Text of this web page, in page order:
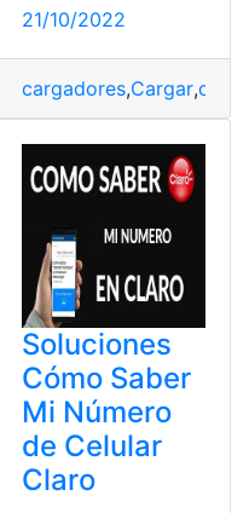
Problemas,Soluciones
21/10/2022
cargadores,Cargar,
Soluciones
Cómo Saber
Mi Número
de Celular
Claro